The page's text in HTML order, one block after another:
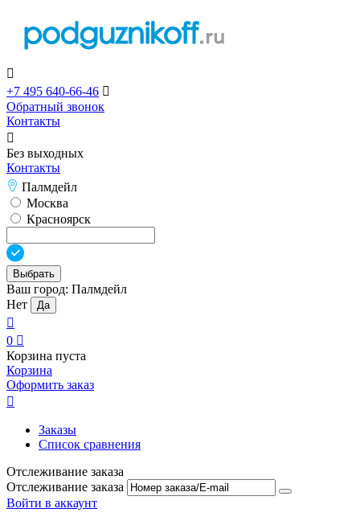

+7 495 640-66-46 
Обратный звонок
Контакты

Без выходных
Контакты
Палмдейл
Москва
Красноярск
Выбрать
Ваш город: Палмдейл
Нет
Да

0 
Корзина пуста
Корзина
Оформить заказ

Заказы
Список сравнения
Отслеживание заказа
Отслеживание заказа
Войти в аккаунт